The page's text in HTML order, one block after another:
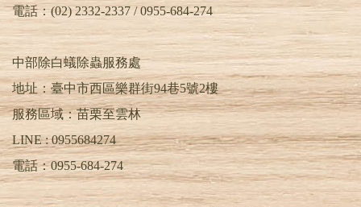
電話：(02) 2332-2337 / 0955-684-274
中部除白蟻除蟲服務處
地址：臺中市西區樂群街94巷5號2樓
服務區域：苗栗至雲林
LINE :0955684274
電話：0955-684-274